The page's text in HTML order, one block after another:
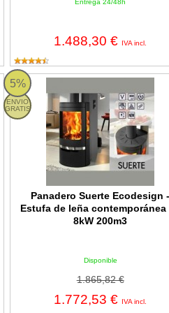
Entrega 24/48h
1.488,30 € IVA incl.
leña con horno de 7,1kW 220m3
5%
ENVIO
GRATIS
Panadero Suerte Ecodesign -
Estufa de leña contemporánea
8kW 200m3
Disponible
1.865,82 €
1.772,53 € IVA incl.
Panadero Suerte Ecodesign -